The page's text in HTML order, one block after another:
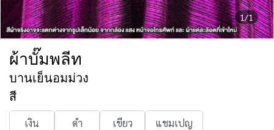
1/1
ผ้าบั๊มพลีท
บานเย็นอมม่วง
สี
เงิน ดำ เขียว
แชมเปญ